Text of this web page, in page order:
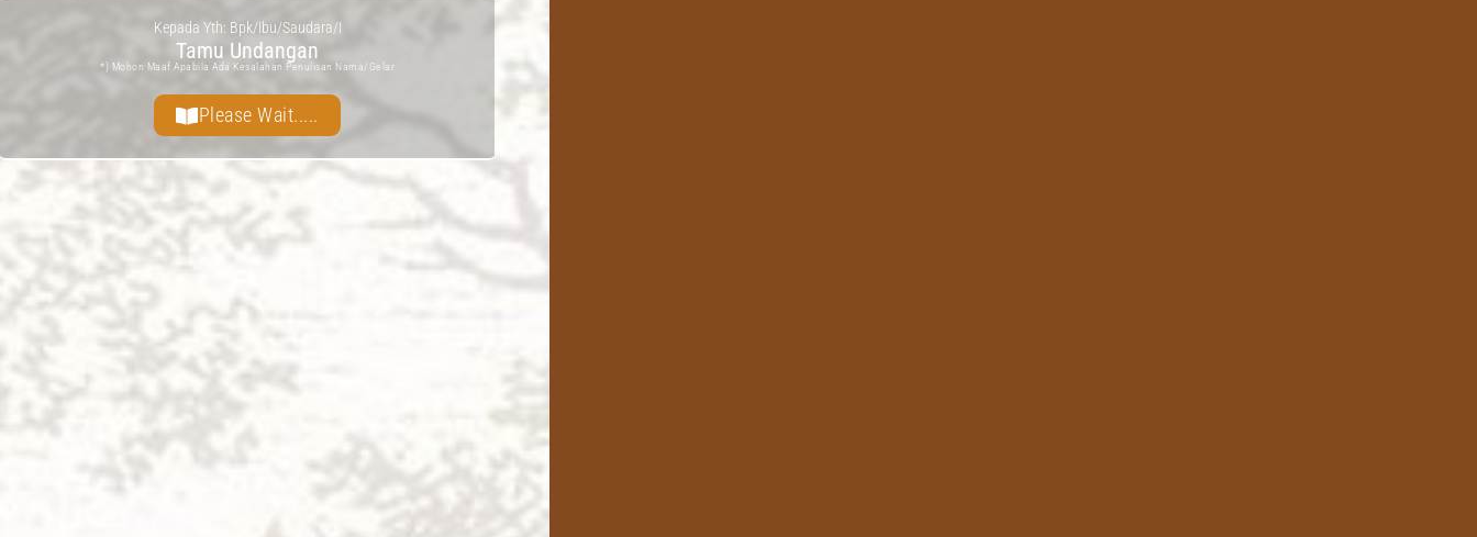
Kepada Yth: Bpk/Ibu/Saudara/I
Tamu Undangan
*) Mohon Maaf Apabila Ada Kesalahan Penulisan Nama/gelar
Please Wait.....